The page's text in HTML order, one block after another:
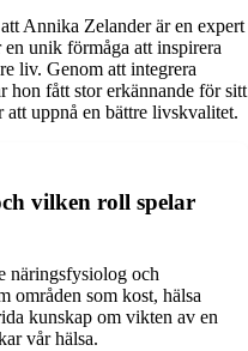
Annika Zelander är en expert
unik förmåga att inspirera
liv. Genom att integrera
hon fått stor erkännande för sitt
att uppnå en bättre livskvalitet.
vilken roll spelar
näringsfysiolog och
områden som kost, hälsa
kunskap om vikten av en
vår hälsa.